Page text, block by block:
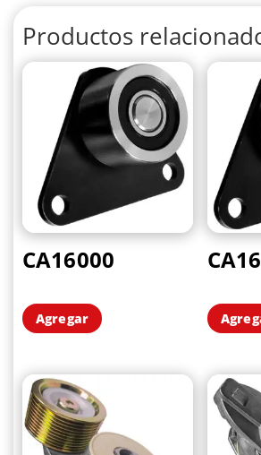
Productos
CA16000
Agregar